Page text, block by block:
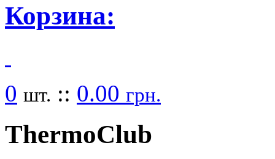
Корзина:
0 шт. :: 0.00 грн.
ThermoClub